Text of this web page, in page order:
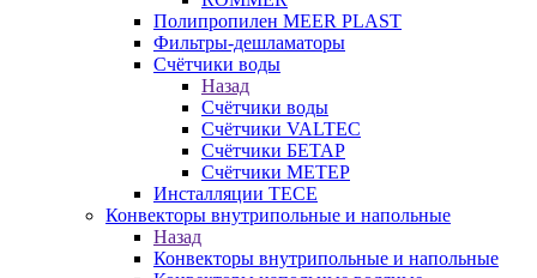
Полипропилен MEER PLAST
Фильтры-дешламаторы
Счётчики воды
Назад
Счётчики воды
Счётчики VALTEC
Счётчики БЕТАР
Счётчики МЕТЕР
Инсталляции TECE
Конвекторы внутрипольные и напольные
Назад
Конвекторы внутрипольные и напольные